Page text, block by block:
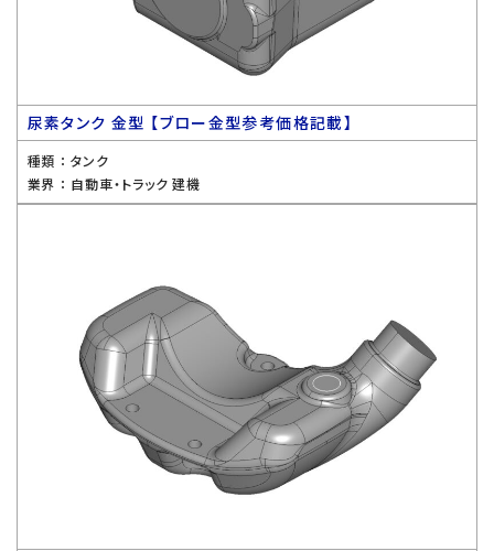
尿素タンク 金型 【ブロー金型参考価格記載】
種類 ： タンク
業界 ： 自動車・トラック 建機